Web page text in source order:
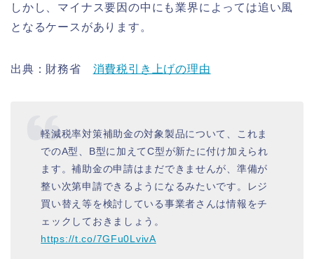
しかし、マイナス要因の中にも業界によっては追い風
となるケースがあります。
出典：財務省 消費税引き上げの理由
軽減税率対策補助金の対象製品について、これま
でのA型、B型に加えてC型が新たに付け加えられ
ます。補助金の申請はまだできませんが、準備が
整い次第申請できるようになるみたいです。レジ
買い替え等を検討している事業者さんは情報をチ
ェックしておきましょう。
https://t.co/7GFu0LvivA